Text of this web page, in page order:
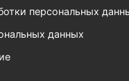
персональных
данных